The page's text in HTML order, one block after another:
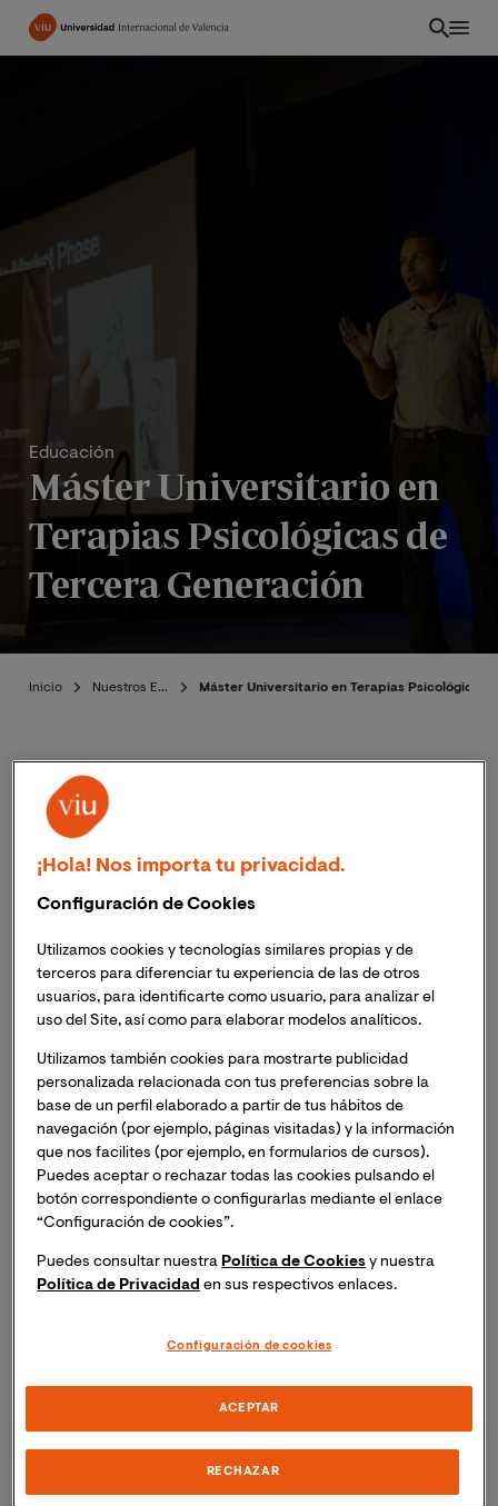
Pasar
Educación
Máster Universitario en
Terapias Psicológicas de
Tercera Generación
Inicio Nuestros Expertos Máster Universitario en Terapias Psicológicas
Actualizado: 06/11/2023
Ciencias de la Salud
El objetivo principal delMáster Online de Terapias
Psicológicas de Tercera Generaciónpor la Universitat
Internacional Valenciana (VIU), es proporcionar una
formación científica, actualizada y profesional,
orientada a la especialización profesional o
investigadora, que potencie la capacitación a los
profesionales de la psicoterapia para realizar
intervenciones eficaces enproblemas psicológicos
actuales, desde la focalización en el análisis funcional y
la relación terapéutica con el paciente.
aprendizaje de la metodología de la investigación
Psicología y más especificamente en las
Este máster está orientado especialmente a los
titulados en Psicología, pero también está abierto a los
¡Hola! Nos importa tu privacidad.
Configuración de Cookies
Utilizamos cookies y tecnologías similares propias y de
terceros para diferenciar tu experiencia de las de otros
usuarios, para identificarte como usuario, para analizar el
uso del Site, así como para elaborar modelos analíticos.
Utilizamos también cookies para mostrarte publicidad
personalizada relacionada con tus preferencias sobre la
base de un perfil elaborado a partir de tus hábitos de
navegación (por ejemplo, páginas visitadas) y la información
que nos facilites (por ejemplo, en formularios de cursos).
Puedes aceptar o rechazar todas las cookies pulsando el
botón correspondiente o configurarlas mediante el enlace
“Configuración de cookies”.
Puedes consultar nuestra Política de Cookies y nuestra
Política de Privacidad en sus respectivos enlaces.
Configuración de cookies
RECHAZAR
ACEPTAR